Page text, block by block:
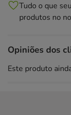
Tudo o que
produtos no
Opiniões dos
Este produto